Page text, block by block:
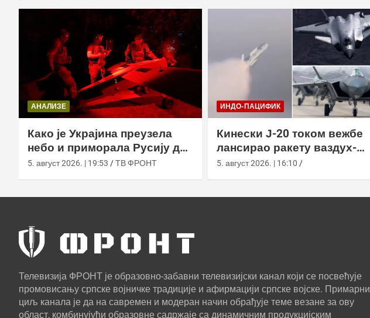
АНАЛИЗЕ
Како је Украјина преузела
небо и приморала Русију да
мења оружје
5. август 2026. | 19:53 ТВ ФРОНТ
ИНДО-ПАЦИФИК
Кинески Ј-20 током вежбе
лансирао ракету ваздух-
ваздух са велике висине
5. август 2026. | 16:10
Телевизија ФРОНТ је образовно-забавни телевизијски канал који се посвећује
промовисању српске војничке традиције и афирмацији српске војске. Примарни
циљ канала је да на савремен и модеран начин обрађује теме везане за ову
област, комбинујући образовне садржаје са динамичним продукцијским